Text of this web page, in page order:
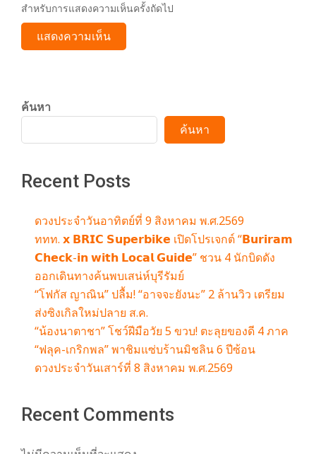
สำหรับการแสดงความเห็นครั้งถัดไป
ค้นหา
ค้นหา
Recent Posts
ดวงประจำวันอาทิตย์ที่ 9 สิงหาคม พ.ศ.2569
ททท. 𝘅 𝗕𝗥𝗜𝗖 𝗦𝘂𝗽𝗲𝗿𝗯𝗶𝗸𝗲 เปิดโปรเจกต์ “𝗕𝘂𝗿𝗶𝗿𝗮𝗺
𝗖𝗵𝗲𝗰𝗸-𝗶𝗻 𝘄𝗶𝘁𝗵 𝗟𝗼𝗰𝗮𝗹 𝗚𝘂𝗶𝗱𝗲” ชวน 4 นักบิดดัง
ออกเดินทางค้นพบเสน่ห์บุรีรัมย์
“โฟกัส ญาณิน” ปลื้ม! “อาจจะยังนะ” 2 ล้านวิว เตรียม
ส่งซิงเกิลใหม่ปลาย ส.ค.
“น้องนาตาชา” โชว์ฝีมือวัย 5 ขวบ! ตะลุยของดี 4 ภาค
“ฟลุค-เกริกพล” พาชิมแซ่บร้านมิชลิน 6 ปีซ้อน
ดวงประจำวันเสาร์ที่ 8 สิงหาคม พ.ศ.2569
Recent Comments